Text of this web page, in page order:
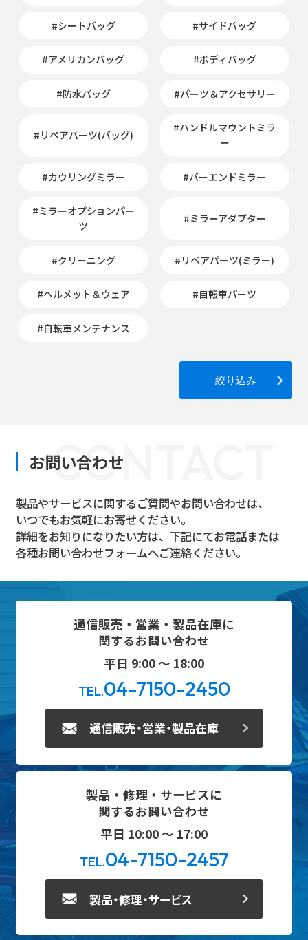
#シートバッグ #サイドバッグ
#アメリカンバッグ #ボディバッグ
#防水バッグ #パーツ＆アクセサリー
#リペアパーツ(バッグ)
#ハンドルマウントミラ
ー
#カウリングミラー #バーエンドミラー
#ミラーオプションパー
ツ
#ミラーアダプター
#クリーニング #リペアパーツ(ミラー)
#ヘルメット＆ウェア #自転車パーツ
#自転車メンテナンス
絞り込み
CONTACT
お問い合わせ
製品やサービスに関するご質問やお問い合わせは、
いつでもお気軽にお寄せください。
詳細をお知りになりたい方は、下記にてお電話または
各種お問い合わせフォームへご連絡ください。
通信販売・営業・製品在庫に
関するお問い合わせ
平日 9:00 ～ 18:00
TEL.04-7150-2450
通信販売・営業・製品在庫
製品・修理・サービスに
関するお問い合わせ
平日 10:00 ～ 17:00
TEL.04-7150-2457
製品・修理・サービス